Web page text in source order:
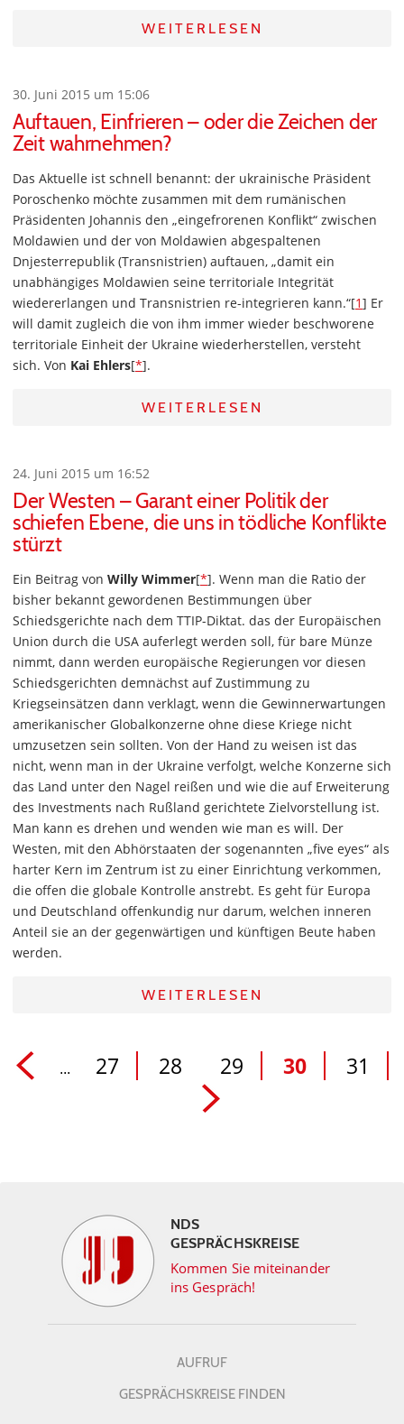
WEITERLESEN
30. Juni 2015 um 15:06
Auftauen, Einfrieren – oder die Zeichen der
Zeit wahrnehmen?
Das Aktuelle ist schnell benannt: der ukrainische Präsident
Poroschenko möchte zusammen mit dem rumänischen
Präsidenten Johannis den „eingefrorenen Konflikt“ zwischen
Moldawien und der von Moldawien abgespaltenen
Dnjesterrepublik (Transnistrien) auftauen, „damit ein
unabhängiges Moldawien seine territoriale Integrität
wiedererlangen und Transnistrien re-integrieren kann.“[1] Er
will damit zugleich die von ihm immer wieder beschworene
territoriale Einheit der Ukraine wiederherstellen, versteht
sich. Von Kai Ehlers[*].
WEITERLESEN
24. Juni 2015 um 16:52
Der Westen – Garant einer Politik der
schiefen Ebene, die uns in tödliche Konflikte
stürzt
Ein Beitrag von Willy Wimmer[*]. Wenn man die Ratio der
bisher bekannt gewordenen Bestimmungen über
Schiedsgerichte nach dem TTIP-Diktat. das der Europäischen
Union durch die USA auferlegt werden soll, für bare Münze
nimmt, dann werden europäische Regierungen vor diesen
Schiedsgerichten demnächst auf Zustimmung zu
Kriegseinsätzen dann verklagt, wenn die Gewinnerwartungen
amerikanischer Globalkonzerne ohne diese Kriege nicht
umzusetzen sein sollten. Von der Hand zu weisen ist das
nicht, wenn man in der Ukraine verfolgt, welche Konzerne sich
das Land unter den Nagel reißen und wie die auf Erweiterung
des Investments nach Rußland gerichtete Zielvorstellung ist.
Man kann es drehen und wenden wie man es will. Der
Westen, mit den Abhörstaaten der sogenannten „five eyes“ als
harter Kern im Zentrum ist zu einer Einrichtung verkommen,
die offen die globale Kontrolle anstrebt. Es geht für Europa
und Deutschland offenkundig nur darum, welchen inneren
Anteil sie an der gegenwärtigen und künftigen Beute haben
werden.
WEITERLESEN
... 27 28 29 30 31
NDS
GESPRÄCHSKREISE
Kommen Sie miteinander
ins Gespräch!
AUFRUF
GESPRÄCHSKREISE FINDEN